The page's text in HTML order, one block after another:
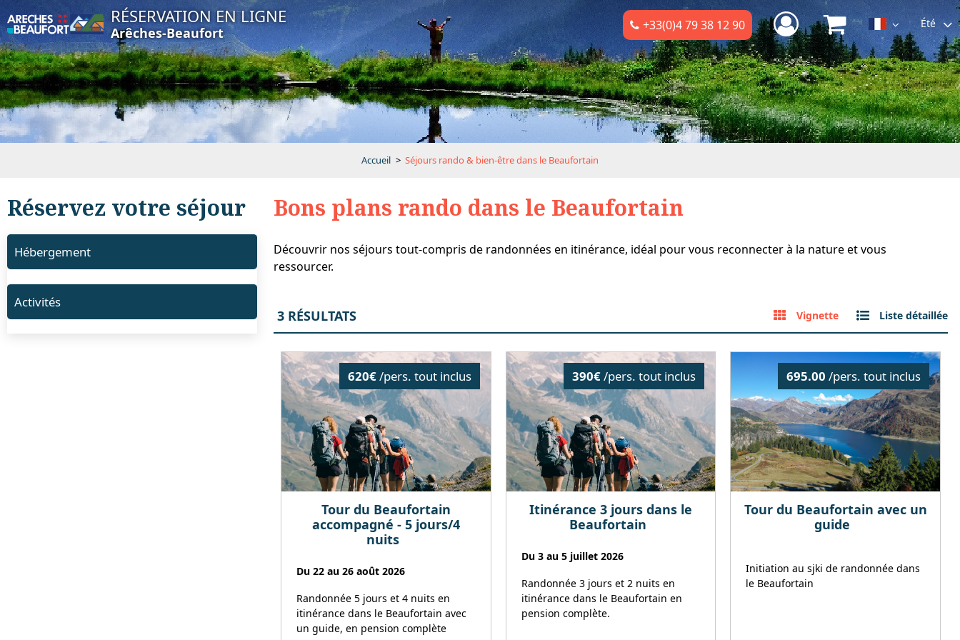
RÉSERVATION EN LIGNE
Arêches-Beaufort +33(0)4 79 38 12 90 Été
Accueil > Séjours rando & bien-être dans le Beaufortain
Réservez votre séjour
Hébergement
Activités
Bons plans rando dans le Beaufortain
Découvrir nos séjours tout-compris de randonnées en itinérance, idéal pour vous reconnecter à la nature et vous
ressourcer.
Vignette Liste détaillée
3 RÉSULTATS
Tour du Beaufortain
accompagné - 5 jours/4
nuits
Du 22 au 26 août 2026
Randonnée 5 jours et 4 nuits en
itinérance dans le Beaufortain avec
un guide, en pension complète
620€/pers. tout inclus
Itinérance 3 jours dans le
Beaufortain
Du 3 au 5 juillet 2026
Randonnée 3 jours et 2 nuits en
itinérance dans le Beaufortain en
pension complète.
390€/pers. tout inclus
Tour du Beaufortain avec un
guide
Initiation au sjki de randonnée dans
le Beaufortain
695.00 /pers. tout inclus